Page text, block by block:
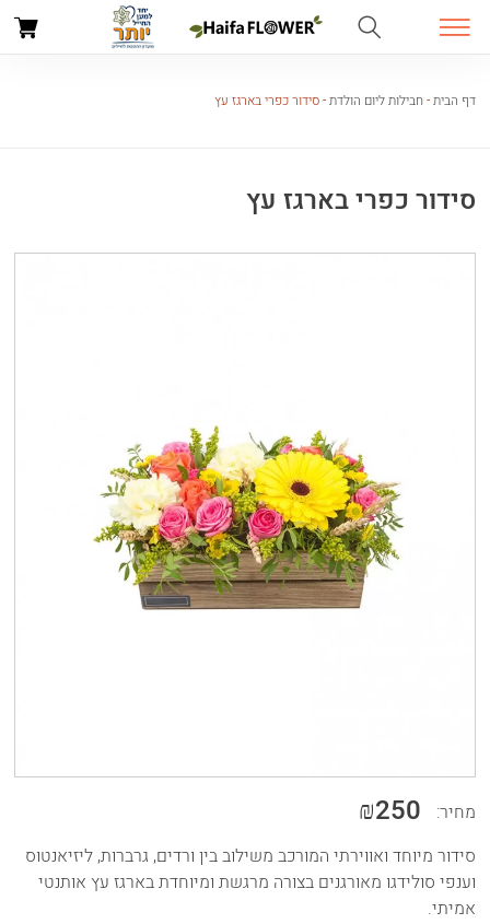
דף הבית-חבילות ליום הולדת-סידור כפרי בארגז עץ
סידור כפרי בארגז עץ
מחיר: ₪250
סידור מיוחד ואווירתי המורכב משילוב בין ורדים, גרברות, ליזיאנטוס
וענפי סולידגו מאורגנים בצורה מרגשת ומיוחדת בארגז עץ אותנטי
אמיתי.